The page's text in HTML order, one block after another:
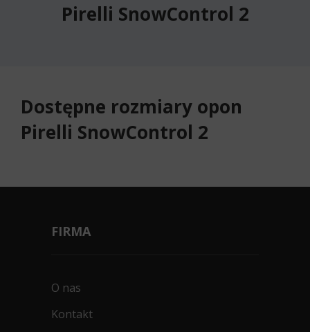
Pirelli SnowControl 2
Dostępne rozmiary opon
Pirelli SnowControl 2
FIRMA
O nas
Kontakt